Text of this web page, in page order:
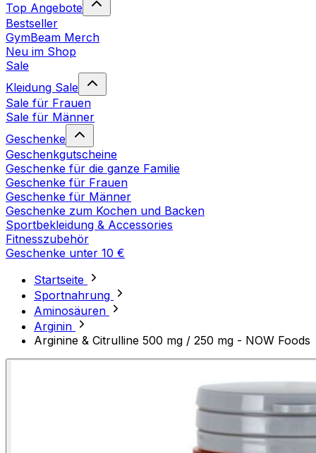
Top Angebote
Bestseller
GymBeam Merch
Neu im Shop
Sale
Kleidung Sale
Sale für Frauen
Sale für Männer
Geschenke
Geschenkgutscheine
Geschenke für die ganze Familie
Geschenke für Frauen
Geschenke für Männer
Geschenke zum Kochen und Backen
Sportbekleidung & Accessories
Fitnesszubehör
Geschenke unter 10 €
Startseite
Sportnahrung
Aminosäuren
Arginin
Arginine & Citrulline 500 mg / 250 mg - NOW Foods